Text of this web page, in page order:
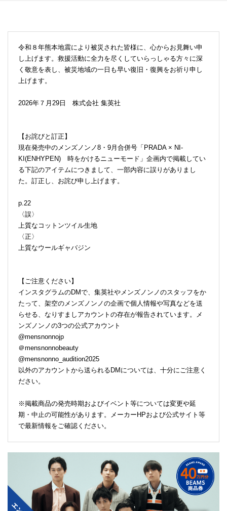
令和８年熊本地震により被災された皆様に、心からお見舞い申
し上げます。救援活動に全力を尽くしていらっしゃる方々に深
く敬意を表し、被災地域の一日も早い復旧・復興をお祈り申し
上げます。
2026年７月29日 株式会社 集英社
【お詫びと訂正】
現在発売中のメンズノンノ8・9月合併号「PRADA × NI-
KI(ENHYPEN) 時をかけるニューモード」企画内で掲載してい
る下記のアイテムにつきまして、一部内容に誤りがありまし
た。訂正し、お詫び申し上げます。
p.22
〈誤〉
上質なコットンツイル生地
〈正〉
上質なウールギャバジン
【ご注意ください】
インスタグラムのDMで、集英社やメンズノンノのスタッフをか
たって、架空のメンズノンノの企画で個人情報や写真などを送
らせる、なりすましアカウントの存在が報告されています。メ
ンズノンノの3つの公式アカウント
@mensnonnojp
＠mensnonnobeauty
@mensnonno_audition2025
以外のアカウントから送られるDMについては、十分にご注意く
ださい。
※掲載商品の発売時期およびイベント等については変更や延
期・中止の可能性があります。メーカーHPおよび公式サイト等
で最新情報をご確認ください。